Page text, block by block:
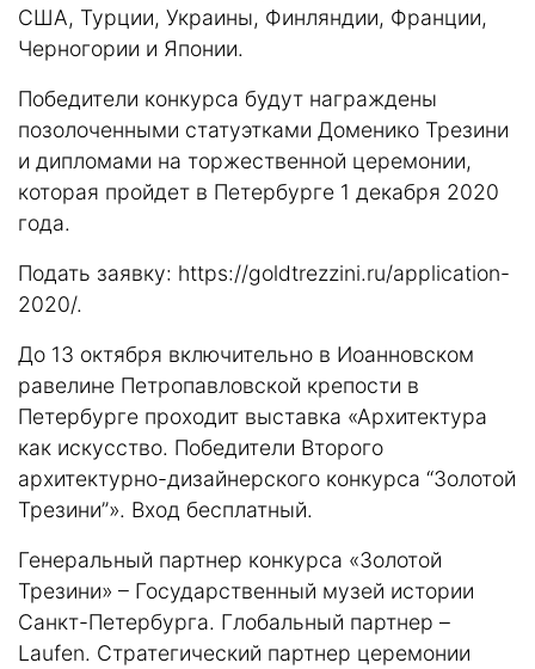
США, Турции, Украины, Финляндии, Франции,
Черногории и Японии.
Победители конкурса будут награждены
позолоченными статуэтками Доменико Трезини
и дипломами на торжественной церемонии,
которая пройдет в Петербурге 1 декабря 2020
года.
Подать заявку: https://goldtrezzini.ru/application-
2020/.
До 13 октября включительно в Иоанновском
равелине Петропавловской крепости в
Петербурге проходит выставка «Архитектура
как искусство. Победители Второго
архитектурно-дизайнерского конкурса “Золотой
Трезини”». Вход бесплатный.
Генеральный партнер конкурса «Золотой
Трезини» – Государственный музей истории
Санкт-Петербурга. Глобальный партнер –
Laufen. Стратегический партнер церемонии